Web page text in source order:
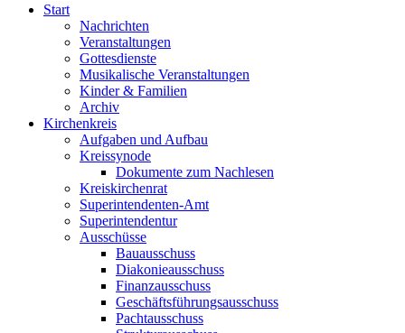
Start
Nachrichten
Veranstaltungen
Gottesdienste
Musikalische Veranstaltungen
Kinder & Familien
Archiv
Kirchenkreis
Aufgaben und Aufbau
Kreissynode
Dokumente zum Nachlesen
Kreiskirchenrat
Superintendenten-Amt
Superintendentur
Ausschüsse
Bauausschuss
Diakonieausschuss
Finanzausschuss
Geschäftsführungsausschuss
Pachtausschuss